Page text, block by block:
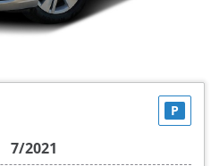
P
7/2021